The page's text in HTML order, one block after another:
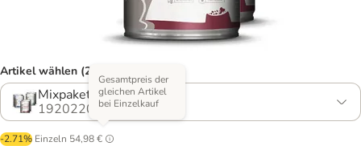
Artikel wählen (2 Varianten)
Mixpaket I (3 Sorten)
1920220.2
-2.71% Einzeln 54,98 €
Gesamtpreis der
gleichen Artikel
bei Einzelkauf